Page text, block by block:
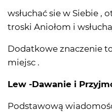
wsłuchać sie w Siebie ,
troski Aniołom i
Dodatkowe znaczenie
miejsc .
Lew -Dawanie i
Podstawową